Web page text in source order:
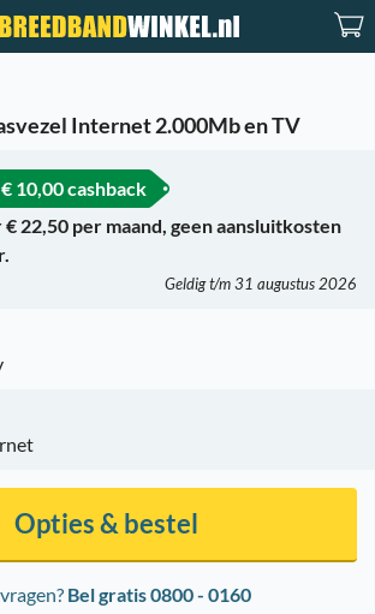
Internet 2.000Mb en TV
€ 10,00 cashback
22,50 per maand, geen aansluitkosten
Geldig t/m 31 augustus 2026
Bel gratis 0800 - 0160
Opties & bestel